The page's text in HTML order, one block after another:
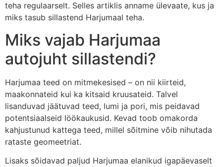
teha regulaarselt. Selles artiklis anname ülevaate, kus ja
miks tasub sillastend Harjumaal teha.
Miks vajab Harjumaa
autojuht sillastendi?
Harjumaa teed on mitmekesised – on nii kiirteid,
maakonnateid kui ka kitsaid kruusateid. Talvel
lisanduvad jäätuvad teed, lumi ja pori, mis peidavad
potentsiaalseid löökaukusid. Kevad toob omakorda
kahjustunud kattega teed, millel sõitmine võib nihutada
rataste geomeetriat.
Lisaks sõidavad paljud Harjumaa elanikud igapäevaselt